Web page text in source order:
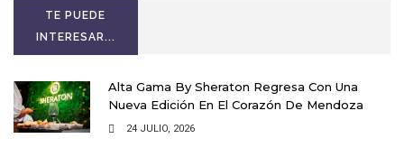
TE PUEDE
INTERESAR...
Alta Gama By Sheraton Regresa Con Una
Nueva Edición En El Corazón De Mendoza
24 JULIO, 2026